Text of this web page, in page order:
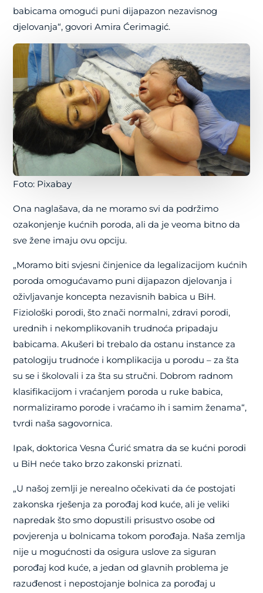
babicama omogući puni dijapazon nezavisnog
djelovanja“, govori Amira Ćerimagić.
Foto: Pixabay
Ona naglašava, da ne moramo svi da podržimo
ozakonjenje kućnih poroda, ali da je veoma bitno da
sve žene imaju ovu opciju.
„Moramo biti svjesni činjenice da legalizacijom kućnih
poroda omogućavamo puni dijapazon djelovanja i
oživljavanje koncepta nezavisnih babica u BiH.
Fiziološki porodi, što znači normalni, zdravi porodi,
urednih i nekomplikovanih trudnoća pripadaju
babicama. Akušeri bi trebalo da ostanu instance za
patologiju trudnoće i komplikacija u porodu – za šta
su se i školovali i za šta su stručni. Dobrom radnom
klasifikacijom i vraćanjem poroda u ruke babica,
normaliziramo porode i vraćamo ih i samim ženama“,
tvrdi naša sagovornica.
Ipak, doktorica Vesna Ćurić smatra da se kućni porodi
u BiH neće tako brzo zakonski priznati.
„U našoj zemlji je nerealno očekivati da će postojati
zakonska rješenja za porođaj kod kuće, ali je veliki
napredak što smo dopustili prisustvo osobe od
povjerenja u bolnicama tokom porođaja. Naša zemlja
nije u mogućnosti da osigura uslove za siguran
porođaj kod kuće, a jedan od glavnih problema je
razuđenost i nepostojanje bolnica za porođaj u